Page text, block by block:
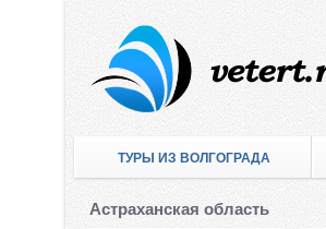
ТУРЫ ИЗ ВОЛГОГРАДА
Астраханская область